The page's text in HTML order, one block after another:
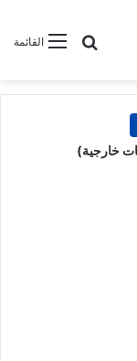
القائمةبحث عن
خارجية)